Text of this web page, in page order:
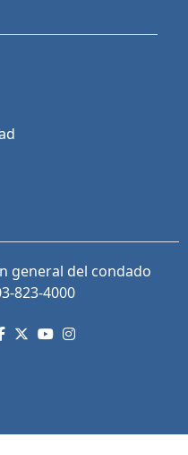
general del condado
823-4000
nosotros. Enlaces a
Facebook
X (Twitter)
YouTube
Instagram